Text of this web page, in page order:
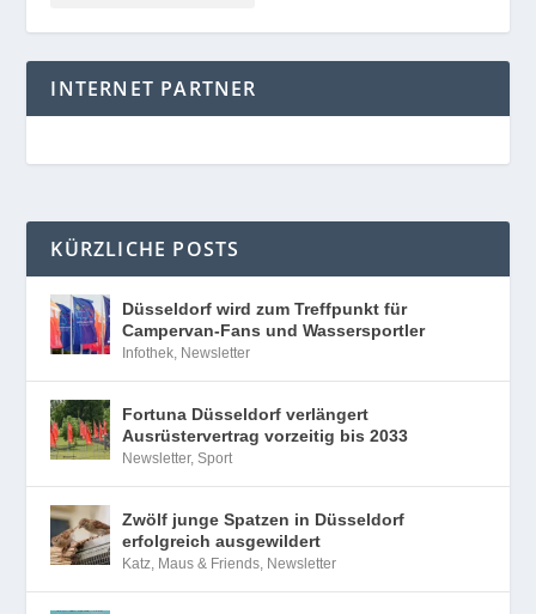
INTERNET PARTNER
KÜRZLICHE POSTS
Düsseldorf wird zum Treffpunkt für
Campervan-Fans und Wassersportler
Infothek, Newsletter
Fortuna Düsseldorf verlängert
Ausrüstervertrag vorzeitig bis 2033
Newsletter,Sport
Zwölf junge Spatzen in Düsseldorf
erfolgreich ausgewildert
Katz, Maus & Friends, Newsletter